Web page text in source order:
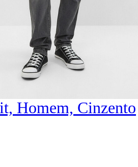
Homem, Cinzento